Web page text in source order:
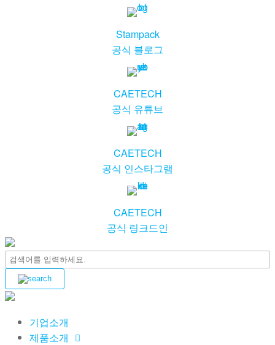
Stampack
공식 블로그
CAETECH
공식 유튜브
CAETECH
공식 인스타그램
CAETECH
공식 링크드인
기업소개
제품소개